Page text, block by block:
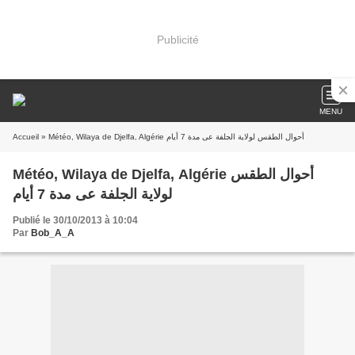
Publicité
MENU
Accueil » Météo, Wilaya de Djelfa, Algérie أحوال الطقس لولاية الجلفة عى مدة 7 أيام
Météo, Wilaya de Djelfa, Algérie أحوال الطقس
لولاية الجلفة عى مدة 7 أيام
Publié le 30/10/2013 à 10:04
Par Bob_A_A